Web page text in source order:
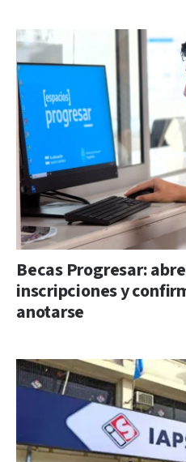
Becas Progresar:
inscripciones y
anotarse